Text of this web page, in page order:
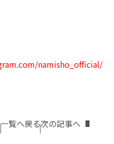
namisho_official/
一覧へ戻る次の記事へ